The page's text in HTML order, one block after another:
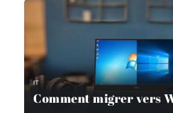
IT
Comment migrer vers